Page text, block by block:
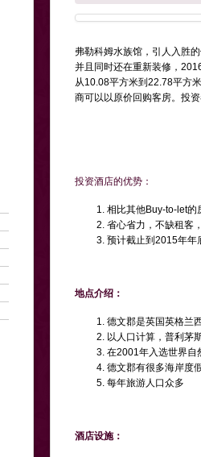
弗勒科姆水族馆，引人入胜
并且同时还在重新装修，
从10.08平方米到22.78平方
商可以以原价回购客房。投
投资酒店的优势：
相比其他Buy-to-let的
省心省力，不缺租客
预计截止到2015年年
地点介绍：
德文郡是英国英格兰
以人口计算，普利茅
在2001年入选世界自
德文郡有很多海岸度
每年旅游人口众多
酒店设施：